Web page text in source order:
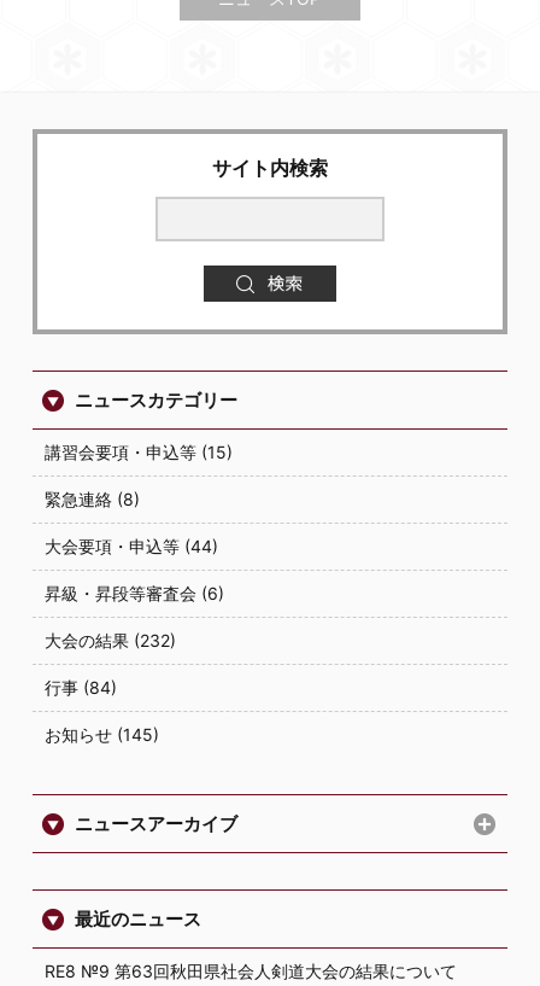
サイト内検索
ニュースカテゴリー
講習会要項・申込等 (15)
緊急連絡 (8)
大会要項・申込等 (44)
昇級・昇段等審査会 (6)
大会の結果 (232)
行事 (84)
お知らせ (145)
ニュースアーカイブ
最近のニュース
RE8 №9 第63回秋田県社会人剣道大会の結果について